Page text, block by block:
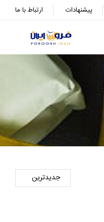
ارتباط با ما پیشنهادات